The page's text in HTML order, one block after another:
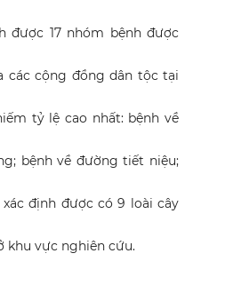
được 17 nhóm bệnh được
các cộng đồng dân tộc tại
tỷ lệ cao nhất: bệnh về
bệnh về đường tiết niệu;
định được có 9 loài cây
khu vực nghiên cứu.